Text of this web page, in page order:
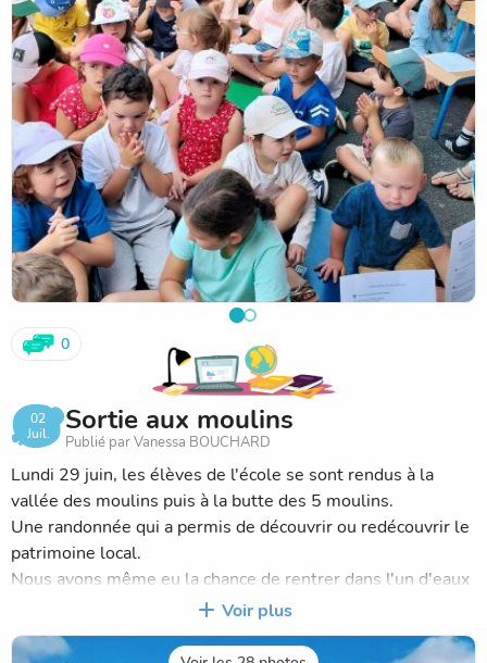
0
02
Juil.
Sortie aux moulins
Publié par Vanessa BOUCHARD
Lundi 29 juin, les élèves de l'école se sont rendus à la
vallée des moulins puis à la butte des 5 moulins.
Une randonnée qui a permis de découvrir ou redécouvrir le
patrimoine local.
Nous avons même eu la chance de rentrer dans l'un d'eaux
grâce à Monsieur Le Breton que nous remercions
grandement, tout comme les parents accompagnateurs.
Voir plus